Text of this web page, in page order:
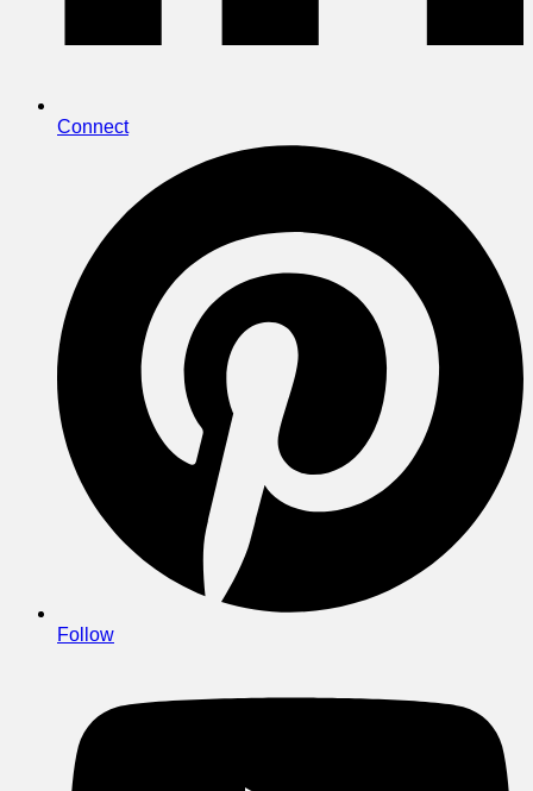
Connect
Follow